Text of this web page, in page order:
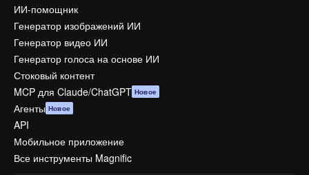
ИИ-помощник
Генератор изображений ИИ
Генератор видео ИИ
Генератор голоса на основе ИИ
Стоковый контент
MCP для Claude/ChatGPT Новое
Агенты Новое
API
Мобильное приложение
Все инструменты Magnific